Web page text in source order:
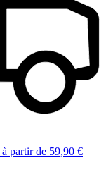
à partir de 59,90 €